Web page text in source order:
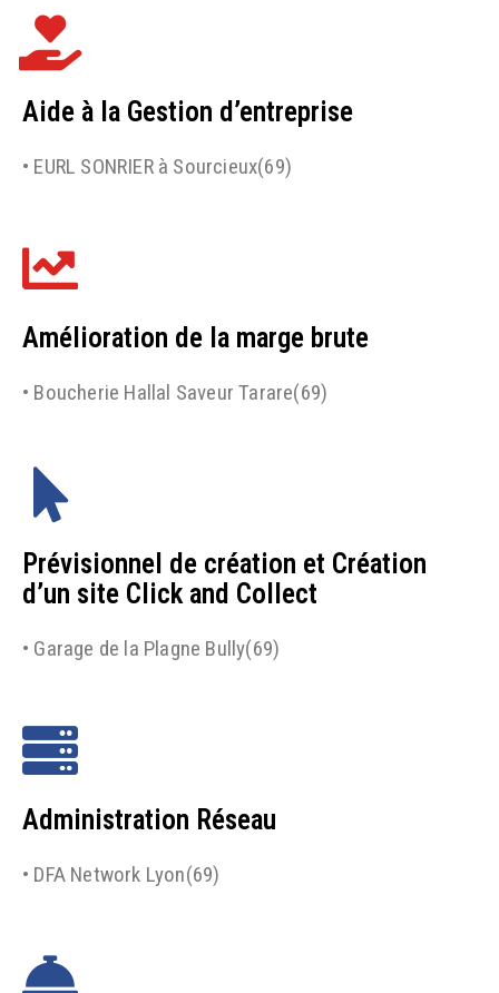
Aide à la Gestion d’entreprise
• EURL SONRIER à Sourcieux(69)
Amélioration de la marge brute
• Boucherie Hallal Saveur Tarare(69)
Prévisionnel de création et Création
d’un site Click and Collect
• Garage de la Plagne Bully(69)
Administration Réseau
• DFA Network Lyon(69)